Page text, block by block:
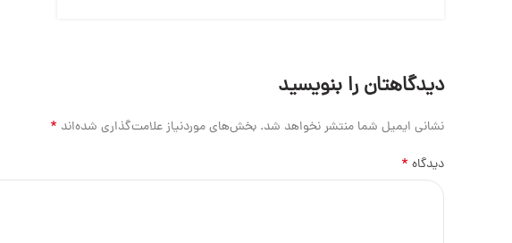
دیدگاهتان را بنویسید
نشانی ایمیل شما منتشر نخواهد شد. بخش‌های موردنیاز علامت‌گذاری شده‌اند *
دیدگاه *